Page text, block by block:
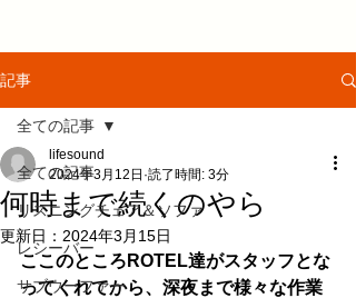
記事
全ての記事
リスニングチェア＆ソファ
レシーバー
サブウーファー
全ての記事
何時まで続くのやら
lifesound
2024年3月12日 読了時間: 3分
更新日： 2024年3月15日
ここのところROTEL達がスタッフとな
ってくれてから、深夜まで様々な作業